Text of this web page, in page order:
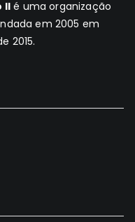
II é uma organização
em 2005 em
2015.